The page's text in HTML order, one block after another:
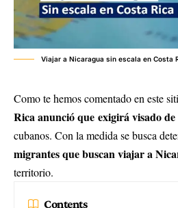
Viajar a Nicaragua sin escala en Costa
Como te hemos comentado en este
Rica anunció que exigirá visado
cubanos. Con la medida se busca
migrantes que buscan viajar a
territorio.
Contents